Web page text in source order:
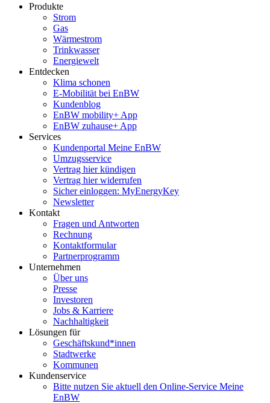
Produkte
Strom
Gas
Wärmestrom
Trinkwasser
Energiewelt
Entdecken
Klima schonen
E-Mobilität bei EnBW
Kundenblog
EnBW mobility+ App
EnBW zuhause+ App
Services
Kundenportal Meine EnBW
Umzugsservice
Vertrag hier kündigen
Vertrag hier widerrufen
Sicher einloggen: MyEnergyKey
Newsletter
Kontakt
Fragen und Antworten
Rechnung
Kontaktformular
Partnerprogramm
Unternehmen
Über uns
Presse
Investoren
Jobs & Karriere
Nachhaltigkeit
Lösungen für
Geschäftskund*innen
Stadtwerke
Kommunen
Kundenservice
Bitte nutzen Sie aktuell den Online-Service Meine
EnBW